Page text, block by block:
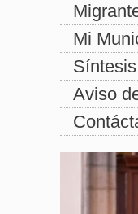
Mi
Síntesis
Aviso